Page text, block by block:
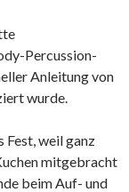
Percussion-
Anleitung von
wurde.
Fest, weil ganz
mitgebracht
beim Auf- und